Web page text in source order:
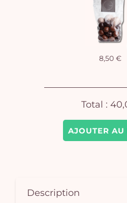
AJOUTER AU
8,50 €
Total :
Description